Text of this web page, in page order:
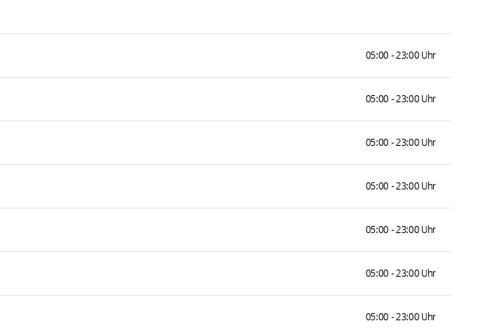
05:00 - 23:00 Uhr
05:00 - 23:00 Uhr
05:00 - 23:00 Uhr
05:00 - 23:00 Uhr
05:00 - 23:00 Uhr
05:00 - 23:00 Uhr
05:00 - 23:00 Uhr